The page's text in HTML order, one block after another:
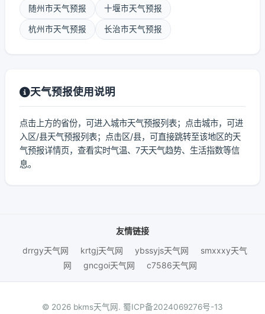
随州市天气预报 十堰市天气预报
杭州市天气预报 长治市天气预报
天气预报使用说明
点击上方的省份，可进入城市天气预报列表；点击城市，可进
入区/县天气预报列表；点击区/县，可直接跳转至该地区的天
气预报详情页，查看实时气温、7天天气趋势、生活指数等信
息。
友情链接
drrgy天气网
krtgj天气网 ybssyjs天气网
smxxxy天气
网
gncgoi天气网 c7586天气网
© 2026 bkms天气网. 蜀ICP备2024069276号-13